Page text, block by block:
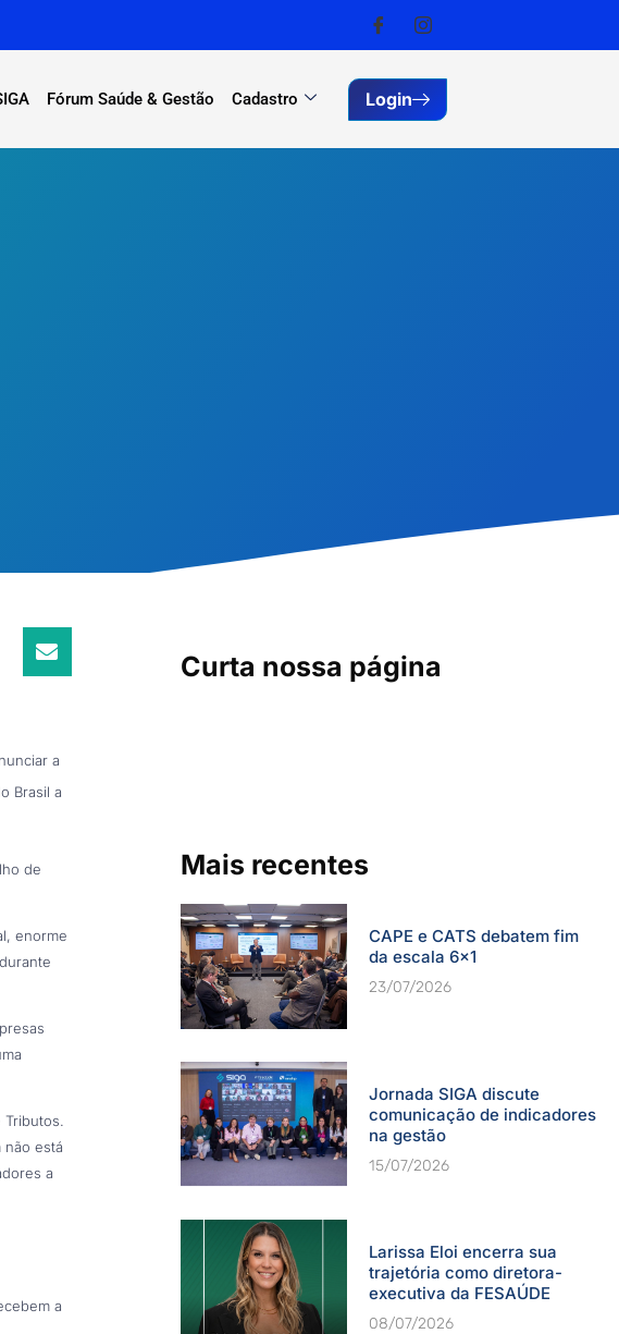
Fórum Saúde & Gestão Cadastro Login
a
Brasil a
de
enorme
está
a
a
Curta nossa página
Mais recentes
CAPE e CATS debatem fim
da escala 6×1
23/07/2026
Jornada SIGA discute
comunicação de indicadores
na gestão
15/07/2026
Larissa Eloi encerra sua
trajetória como diretora-
executiva da FESAÚDE
08/07/2026